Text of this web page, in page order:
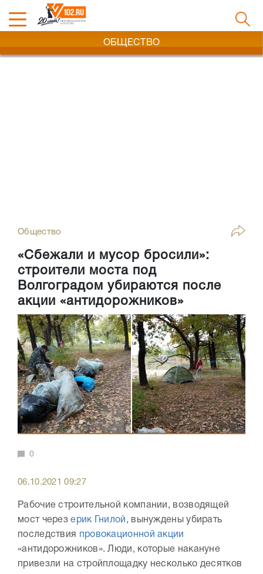
ОБЩЕСТВО
Общество
«Сбежали и мусор бросили»:
строители моста под
Волгоградом убираются после
акции «антидорожников»
0
06.10.2021 09:27
Рабочие строительной компании, возводящей
мост черезерик Гнилой , вынуждены убирать
последствия
провокационной акции
«антидорожников». Люди, которые накануне
привезли на стройплощадку несколько десятков